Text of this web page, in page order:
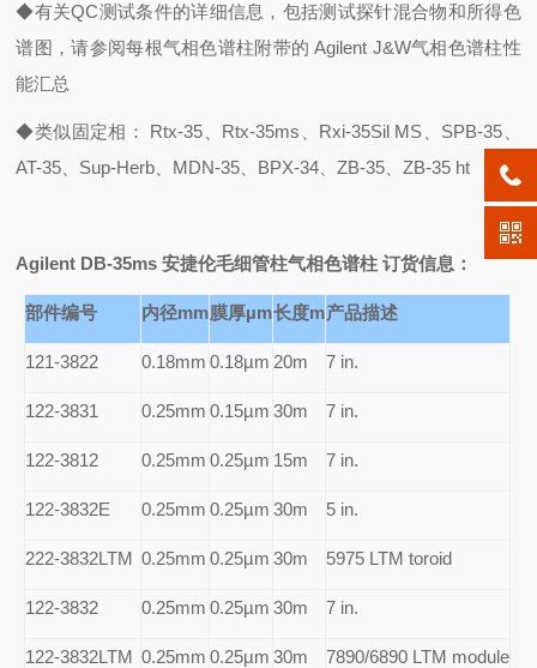
◆有关QC测试条件的详细信息，包括测试探针混合物和所得色
谱图，请参阅每根气相色谱柱附带的 Agilent J&W气相色谱柱性
能汇总
◆类似固定相： Rtx-35、Rtx-35ms、Rxi-35Sil MS、SPB-35、
AT-35、Sup-Herb、MDN-35、BPX-34、ZB-35、ZB-35 ht
Agilent DB-35ms安捷伦毛细管柱气相色谱柱 订货信息：
部件编号 内径mm膜厚µm长度m产品描述
121-3822 0.18mm 0.18µm 20m 7 in.
122-3831 0.25mm 0.15µm 30m 7 in.
122-3812 0.25mm 0.25µm 15m 7 in.
122-3832E 0.25mm 0.25µm 30m 5 in.
222-3832LTM 0.25mm 0.25µm 30m 5975 LTM toroid
122-3832 0.25mm 0.25µm 30m 7 in.
122-3832LTM 0.25mm 0.25µm 30m 7890/6890 LTM module